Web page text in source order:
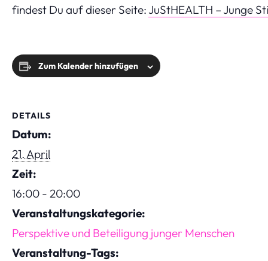
findest Du auf dieser Seite: JuStHEALTH – Junge
Zum Kalender hinzufügen
DETAILS
Datum:
21. April
Zeit:
16:00 - 20:00
Veranstaltungskategorie:
Perspektive und Beteiligung junger Menschen
Veranstaltung-Tags: